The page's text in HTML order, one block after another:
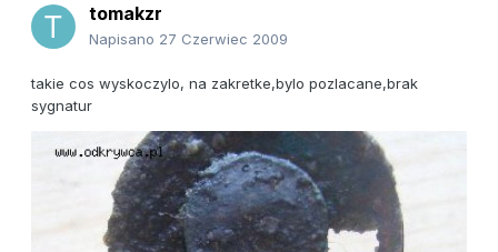
tomakzr
Napisano 27 Czerwiec 2009
takie cos wyskoczylo, na zakretke,bylo pozlacane,brak
sygnatur